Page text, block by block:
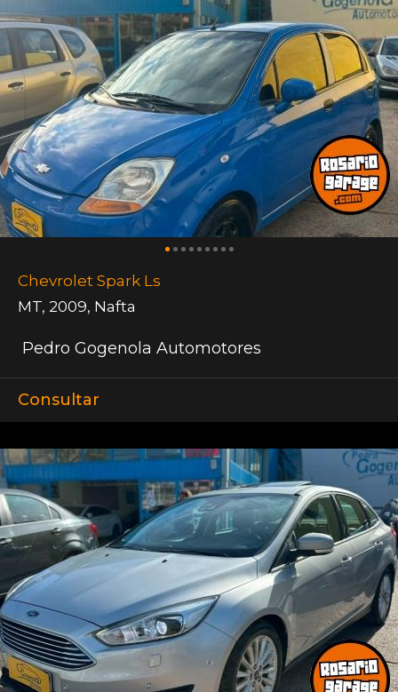
Chevrolet Spark Ls
MT, 2009, Nafta
Pedro Gogenola Automotores
Consultar